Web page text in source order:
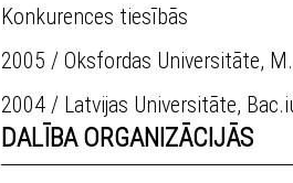
Konkurences tiesībās
2005 / Oksfordas Universitāte,
2004 / Latvijas Universitāte,
DALĪBA ORGANIZĀCIJĀS